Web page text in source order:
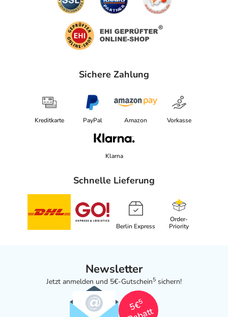
Sichere Zahlung
Kreditkarte PayPal Amazon Vorkasse
Klarna
Schnelle Lieferung
Berlin Express
Order-
Priority
Newsletter
Jetzt anmelden und 5€-Gutschein5 sichern!
5€
5